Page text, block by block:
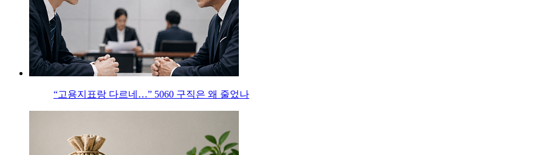
“고용지표랑 다르네…” 5060 구직은 왜 줄었나